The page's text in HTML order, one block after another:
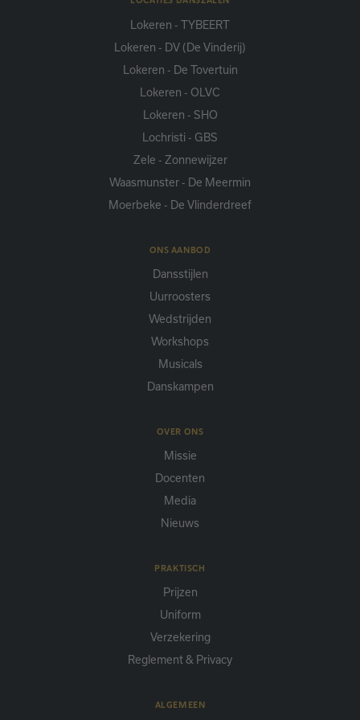
Lokeren - TYBEERT
Lokeren - DV (De Vinderij)
Lokeren - De Tovertuin
Lokeren - OLVC
Lokeren - SHO
Lochristi - GBS
Zele - Zonnewijzer
Waasmunster - De Meermin
Moerbeke - De Vlinderdreef
ONS AANBOD
Dansstijlen
Uurroosters
Wedstrijden
Workshops
Musicals
Danskampen
OVER ONS
Missie
Docenten
Media
Nieuws
PRAKTISCH
Prijzen
Uniform
Verzekering
Reglement & Privacy
ALGEMEEN